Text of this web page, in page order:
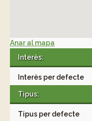
Anar al mapa
Interès:
Interès per defecte
Tipus:
Tipus per defecte